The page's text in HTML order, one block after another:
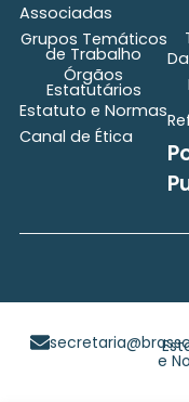
Associadas
Grupos Temáticos
de Trabalho
Órgãos
Estatutários
Estatuto e Normas
Canal de Ética
e